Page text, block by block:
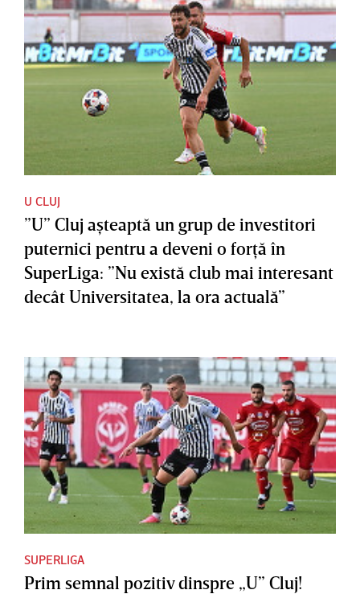
U CLUJ
”U” Cluj aşteaptă un grup de investitori
puternici pentru a deveni o forţă în
SuperLiga: ”Nu există club mai interesant
decât Universitatea, la ora actuală”
SUPERLIGA
Prim semnal pozitiv dinspre „U” Cluj!